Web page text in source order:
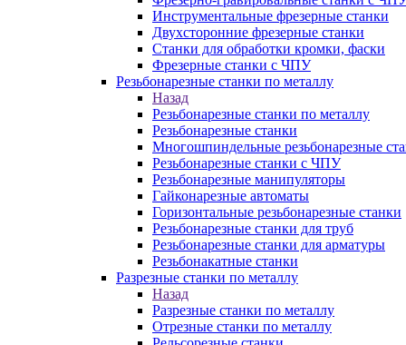
Инструментальные фрезерные станки
Двухсторонние фрезерные станки
Станки для обработки кромки, фаски
Фрезерные станки с ЧПУ
Резьбонарезные станки по металлу
Назад
Резьбонарезные станки по металлу
Резьбонарезные станки
Многошпиндельные резьбонарезные
Резьбонарезные станки с ЧПУ
Резьбонарезные манипуляторы
Гайконарезные автоматы
Горизонтальные резьбонарезные станки
Резьбонарезные станки для труб
Резьбонарезные станки для арматуры
Резьбонакатные станки
Разрезные станки по металлу
Назад
Разрезные станки по металлу
Отрезные станки по металлу